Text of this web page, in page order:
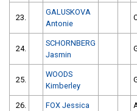
23.
GALUSKOVA
Antonie
24.
SCHORNBERG
Jasmin
25.
WOODS
Kimberley
26. FOX Jessica